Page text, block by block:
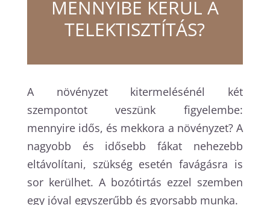
MENNYIBE KERÜL A
TELEKTISZTÍTÁS?
A növényzet kitermelésénél két
szempontot veszünk figyelembe:
mennyire idős, és mekkora a növényzet? A
nagyobb és idősebb fákat nehezebb
eltávolítani, szükség esetén favágásra is
sor kerülhet. A bozótirtás ezzel szemben
egy jóval egyszerűbb és gyorsabb munka.